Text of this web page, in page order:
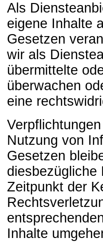
Als
eigene Inhalte
Gesetzen
wir als
übermittelte
überwachen
eine
Nutzung von
Gesetzen
diesbezügliche
Zeitpunkt der
Inhalte